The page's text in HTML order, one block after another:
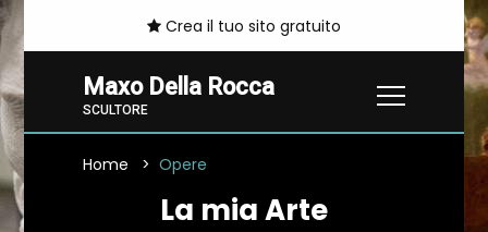
Crea il tuo sito gratuito
Maxo Della Rocca
SCULTORE
Home Opere
La mia Arte